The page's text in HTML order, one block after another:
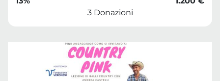
3 Donazioni